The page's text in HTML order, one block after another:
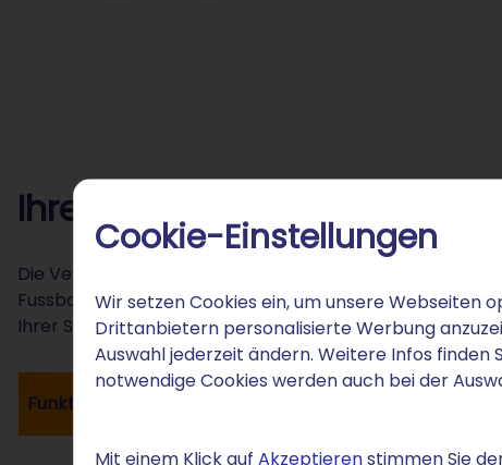
Cookie-Einstellungen
Wir setzen Cookies ein, um unsere Webseiten
Drittanbietern personalisierte Werbung
Auswahl jederzeit ändern. Weitere Infos finden
notwendige Cookies werden auch bei der
Mit einem Klick aufAkzeptierenstimmen Sie
Ihre .football-Domain:
Die Verwaltung Ihrer .football-Domain bei STRATO
Fussball-Content konzentrieren können. Im Login-
Ihrer Seite benötigen.
Funktion